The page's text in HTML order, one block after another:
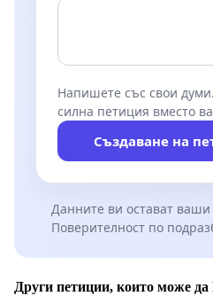
Напишете със свои
силна петиция вместо
Създаване на
Данните ви остават ваши
Поверителност по
Други петиции, които може да